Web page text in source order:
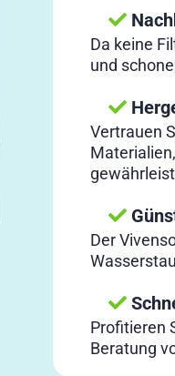
Da keine
und
Vertrauen
Der
Profitieren
Beratung